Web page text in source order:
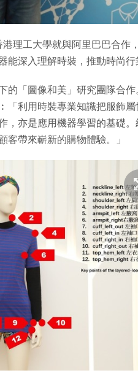
理工大學就與阿里巴巴合作
深入理解時裝，推動時尚行
的「圖像和美」研究團隊合
「利用時裝專業知識把服飾
，亦是應用機器學習的基礎
客帶來嶄新的購物體驗。」